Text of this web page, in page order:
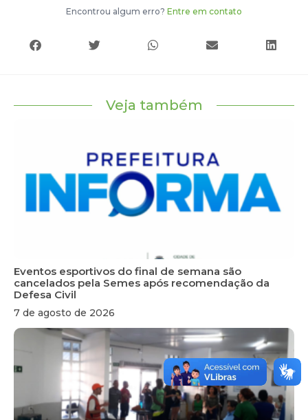
Encontrou algum erro? Entre em contato
Veja também
Eventos esportivos do final de semana são
cancelados pela Semes após recomendação da
Defesa Civil
7 de agosto de 2026